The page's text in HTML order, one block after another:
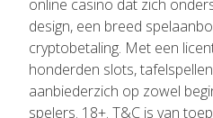
online casino dat zich
design, een breed
cryptobetaling. Met een
honderden slots,
aanbiederzich op zowel
spelers. 18+. T&C is van